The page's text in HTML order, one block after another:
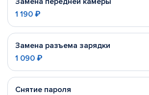
1 190 ₽
Замена разъема зарядки
1 090 ₽
Снятие пароля